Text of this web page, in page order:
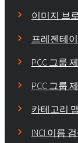
이미지 브
프레젠테
PCC 그룹
PCC 그룹
카테고리 맵
INCI 이름